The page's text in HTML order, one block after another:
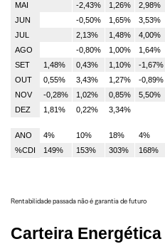
MAI
-2,43% 1,26%
2,98%
JUN
-0,50% 1,65% 3,53%
JUL
2,13% 1,48% 4,00%
AGO
-0,80% 1,00% 1,64%
SET
1,48% 0,43% 1,10%
-1,67%
OUT
0,55% 3,43% 1,27%
-0,89%
NOV
-0,28% 1,02% 0,85%
5,50%
DEZ
1,81% 0,22% 3,34%
ANO 4% 10% 18%
4%
%CDI
149% 153% 303% 168%
Rentabilidade passada não é garantia de futuro
Carteira Energética